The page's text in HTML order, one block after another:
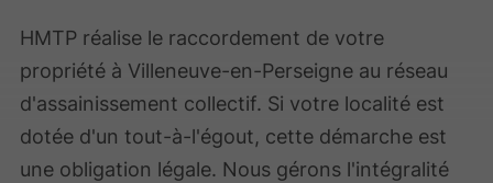
HMTP réalise le raccordement de votre
propriété à Villeneuve-en-Perseigne au réseau
d'assainissement collectif. Si votre localité est
dotée d'un tout-à-l'égout, cette démarche est
une obligation légale. Nous gérons l'intégralité